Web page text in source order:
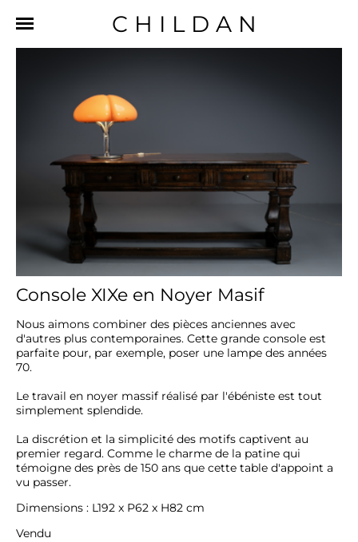
CHILDAN
Console XIXe en Noyer Masif
Nous aimons combiner des pièces anciennes avec
d'autres plus contemporaines. Cette grande console est
parfaite pour, par exemple, poser une lampe des années
70.
Le travail en noyer massif réalisé par l'ébéniste est tout
simplement splendide.
La discrétion et la simplicité des motifs captivent au
premier regard. Comme le charme de la patine qui
témoigne des près de 150 ans que cette table d'appoint a
vu passer.
Vendu